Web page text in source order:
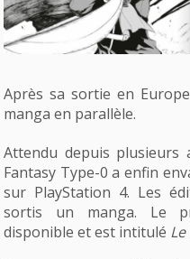
Après sa sortie en
manga en parallèle.
Attendu depuis plusieurs
Fantasy Type-0 a enfin
sur PlayStation 4. Les
sortis un manga. Le
disponible et est intitulé